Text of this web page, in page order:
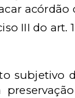
III do art.
subjetivo